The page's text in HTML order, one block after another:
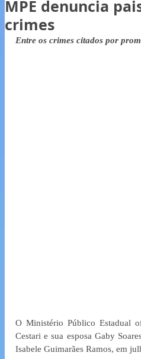
MPE denuncia
crimes
Entre os crimes citados por
O Ministério Público Estadual
Cestari e sua esposa Gaby
Isabele Guimarães Ramos, em